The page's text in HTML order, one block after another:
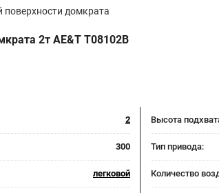
домкрата
2т AE&T T08102B
2 Высота
300 Тип привода:
легковой Количество